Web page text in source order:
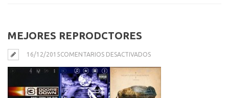
MEJORES REPRODCTORES
16/12/2015COMENTARIOS DESACTIVADOSEN